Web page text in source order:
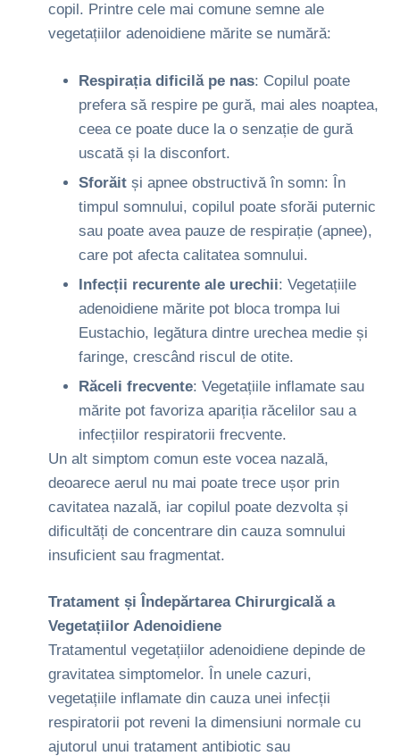
copil. Printre cele mai comune semne ale
vegetațiilor adenoidiene mărite se numără:
Respirația dificilă pe nas: Copilul poate
prefera să respire pe gură, mai ales noaptea,
ceea ce poate duce la o senzație de gură
uscată și la disconfort.
Sforăit și apnee obstructivă în somn: În
timpul somnului, copilul poate sforăi puternic
sau poate avea pauze de respirație (apnee),
care pot afecta calitatea somnului.
Infecții recurente ale urechii: Vegetațiile
adenoidiene mărite pot bloca trompa lui
Eustachio, legătura dintre urechea medie și
faringe, crescând riscul de otite.
Răceli frecvente: Vegetațiile inflamate sau
mărite pot favoriza apariția răcelilor sau a
infecțiilor respiratorii frecvente.
Un alt simptom comun este vocea nazală,
deoarece aerul nu mai poate trece ușor prin
cavitatea nazală, iar copilul poate dezvolta și
dificultăți de concentrare din cauza somnului
insuficient sau fragmentat.
Tratament și Îndepărtarea Chirurgicală a
Vegetațiilor Adenoidiene
Tratamentul vegetațiilor adenoidiene depinde de
gravitatea simptomelor. În unele cazuri,
vegetațiile inflamate din cauza unei infecții
respiratorii pot reveni la dimensiuni normale cu
ajutorul unui tratament antibiotic sau